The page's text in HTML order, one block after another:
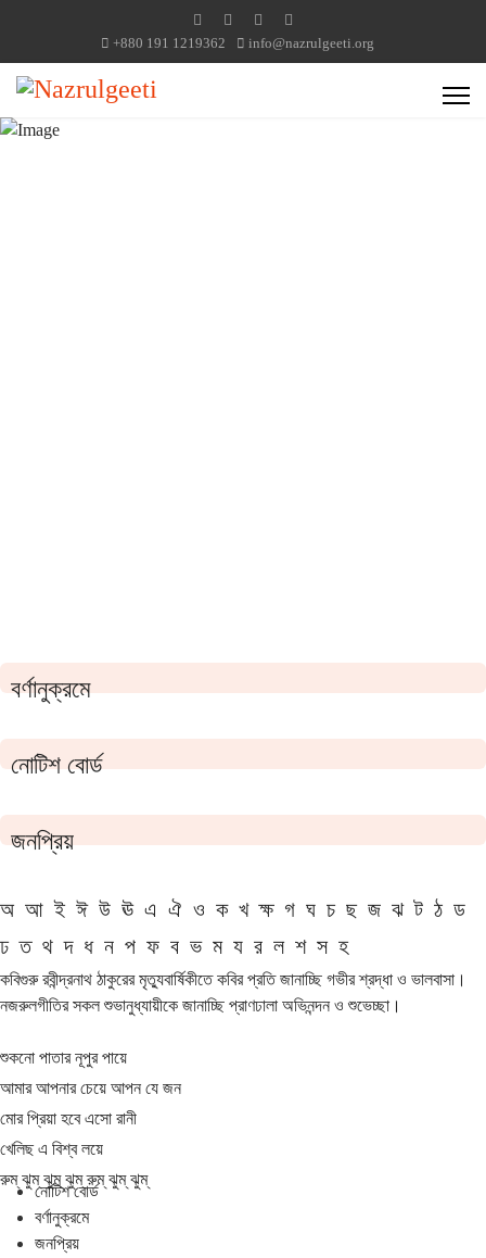
+880 191 1219362 info@nazrulgeeti.org
বর্ণানুক্রমে
নোটিশ বোর্ড
জনপ্রিয়
অ আ ই ঈ উ ঊ এ ঐ ও ক খ ক্ষ গ ঘ চ ছ জ ঝ ট ঠ ড
ঢ ত থ দ ধ ন প ফ ব ভ ম য র ল শ স হ
কবিগুরু রবীন্দ্রনাথ ঠাকুরের মৃত্যুবার্ষিকীতে কবির প্রতি জানাচ্ছি গভীর শ্রদ্ধা ও ভালবাসা।
নজরুলগীতির সকল শুভানুধ্যায়ীকে জানাচ্ছি প্রাণঢালা অভিনন্দন ও শুভেচ্ছা।
শুকনো পাতার নূপুর পায়ে
আমার আপনার চেয়ে আপন যে জন
মোর প্রিয়া হবে এসো রানী
খেলিছ এ বিশ্ব লয়ে
রুম্ ঝুম্ ঝুম্ ঝুম্ রুম্ ঝুম্ ঝুম্
নোটিশ বোর্ড
বর্ণানুক্রমে
জনপ্রিয়